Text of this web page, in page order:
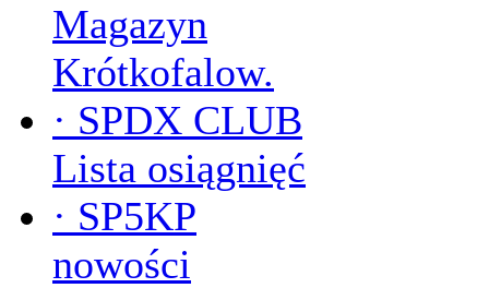
Magazyn
Krótkofalow.
· SPDX CLUB
Lista osiągnięć
· SP5KP
nowości